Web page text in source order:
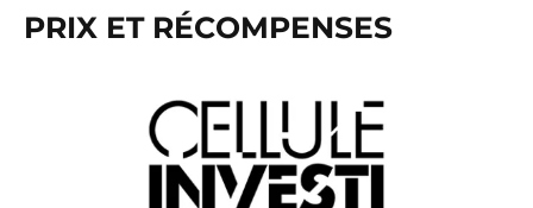
PRIX ET RÉCOMPENSES